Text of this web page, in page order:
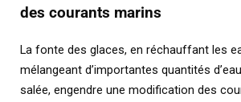
des courants marins
La fonte des glaces, en réchauffant les
mélangeant d’importantes quantités
salée, engendre une modification des